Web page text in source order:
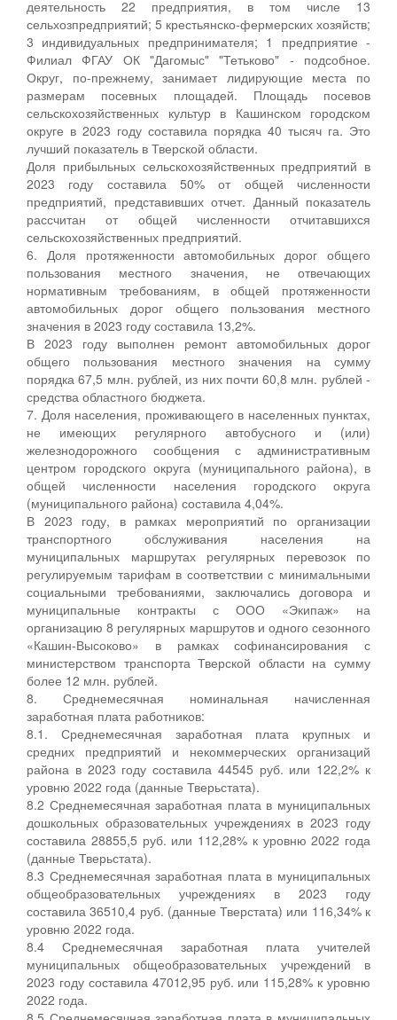
деятельность 22 предприятия, в том числе 13
сельхозпредприятий; 5 крестьянско-фермерских хозяйств;
3 индивидуальных предпринимателя; 1 предприятие -
Филиал ФГАУ ОК "Дагомыс" "Тетьково" - подсобное.
Округ, по-прежнему, занимает лидирующие места по
размерам посевных площадей. Площадь посевов
сельскохозяйственных культур в Кашинском городском
округе в 2023 году составила порядка 40 тысяч га. Это
лучший показатель в Тверской области.
Доля прибыльных сельскохозяйственных предприятий в
2023 году составила 50% от общей численности
предприятий, представивших отчет. Данный показатель
рассчитан от общей численности отчитавшихся
сельскохозяйственных предприятий.
6. Доля протяженности автомобильных дорог общего
пользования местного значения, не отвечающих
нормативным требованиям, в общей протяженности
автомобильных дорог общего пользования местного
значения в 2023 году составила 13,2%.
В 2023 году выполнен ремонт автомобильных дорог
общего пользования местного значения на сумму
порядка 67,5 млн. рублей, из них почти 60,8 млн. рублей -
средства областного бюджета.
7. Доля населения, проживающего в населенных пунктах,
не имеющих регулярного автобусного и (или)
железнодорожного сообщения с административным
центром городского округа (муниципального района), в
общей численности населения городского округа
(муниципального района) составила 4,04%.
В 2023 году, в рамках мероприятий по организации
транспортного обслуживания населения на
муниципальных маршрутах регулярных перевозок по
регулируемым тарифам в соответствии с минимальными
социальными требованиями, заключались договора и
муниципальные контракты с ООО «Экипаж» на
организацию 8 регулярных маршрутов и одного сезонного
«Кашин-Высоково» в рамках софинансирования с
министерством транспорта Тверской области на сумму
более 12 млн. рублей.
8. Среднемесячная номинальная начисленная
заработная плата работников:
8.1. Среднемесячная заработная плата крупных и
средних предприятий и некоммерческих организаций
района в 2023 году составила 44545 руб. или 122,2% к
уровню 2022 года (данные Тверьстата).
8.2 Среднемесячная заработная плата в муниципальных
дошкольных образовательных учреждениях в 2023 году
составила 28855,5 руб. или 112,28% к уровню 2022 года
(данные Тверьстата).
8.3 Среднемесячная заработная плата в муниципальных
общеобразовательных учреждениях в 2023 году
составила 36510,4 руб. (данные Тверстата) или 116,34% к
уровню 2022 года.
8.4 Среднемесячная заработная плата учителей
муниципальных общеобразовательных учреждений в
2023 году составила 47012,95 руб. или 115,28% к уровню
2022 года.